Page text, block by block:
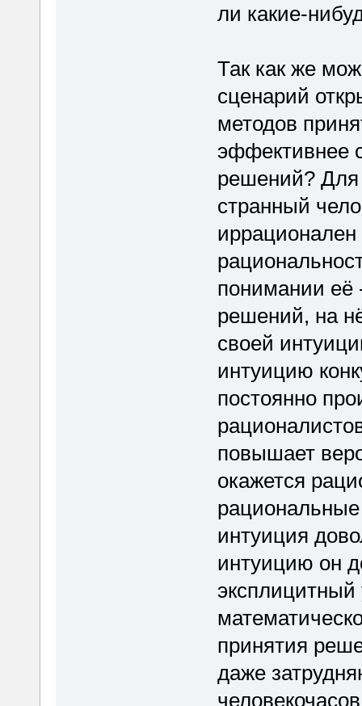
ли какие-
Так как же
сценарий
методов
эффективнее
решений? Для
странный
понимании её
решений, на
своей
интуицию
постоянно
повышает
окажется
интуиция
интуицию он
эксплицитный
принятия
даже